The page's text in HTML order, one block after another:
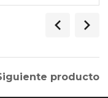
producto